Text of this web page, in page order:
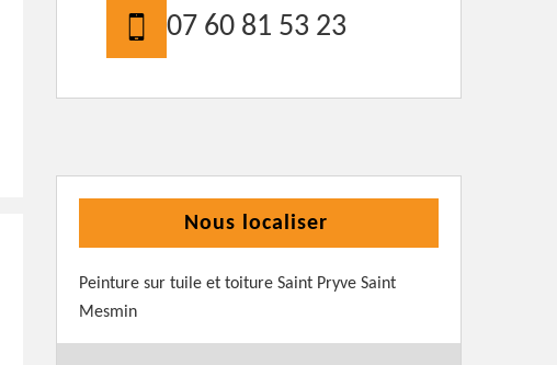
07 60 81 53 23
Nous localiser
Peinture sur tuile et toiture Saint Pryve Saint
Mesmin